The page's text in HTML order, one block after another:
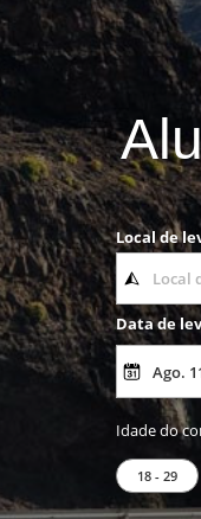
Local de
Data de
Idade do
18 - 29